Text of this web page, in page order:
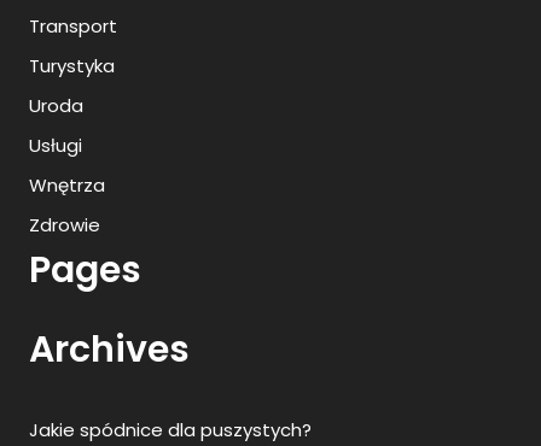
Transport
Turystyka
Uroda
Usługi
Wnętrza
Zdrowie
Pages
Archives
Jakie spódnice dla puszystych?